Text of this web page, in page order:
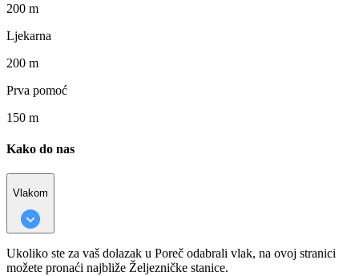
200 m
Ljekarna
200 m
Prva pomoć
150 m
Kako do nas
Vlakom
Ukoliko ste za vaš dolazak u Poreč odabrali vlak, na ovoj stranici
možete pronaći najbliže Željezničke stanice.